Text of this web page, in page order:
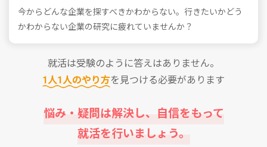
今からどんな企業を探すべきかわからない。⾏きたいかどう
かわからない企業の研究に疲れていませんか？
就活は受験のように答えはありません。
1⼈1⼈のやり⽅を⾒つける必要があります
悩み・疑問は解決し、⾃信をもって
就活を⾏いましょう。